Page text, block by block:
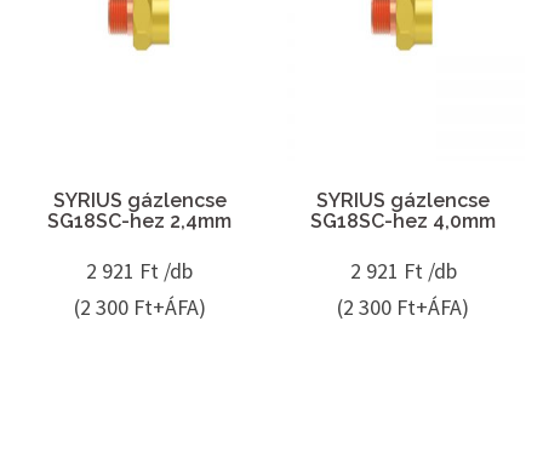
SYRIUS gázlencse
SG18SC-hez 2,4mm
2 921 Ft /db
(2 300 Ft+ÁFA)
SYRIUS gázlencse
SG18SC-hez 4,0mm
2 921 Ft /db
(2 300 Ft+ÁFA)